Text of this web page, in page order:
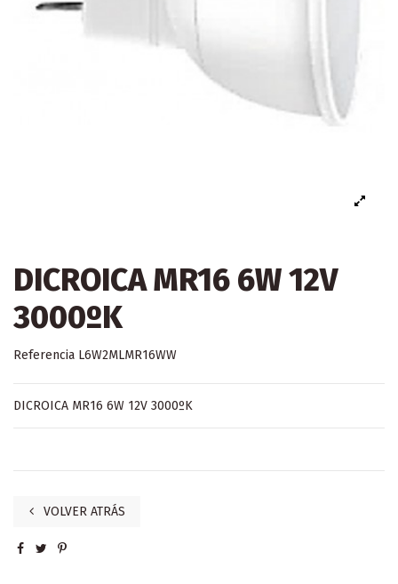
DICROICA MR16 6W 12V
3000ºK
Referencia L6W2MLMR16WW
DICROICA MR16 6W 12V 3000ºK
VOLVER ATRÁS